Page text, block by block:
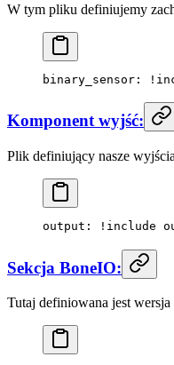
W tym pliku definiujemy
binary_sensor :
Komponent wyjść:
Plik definiujący nasze
output : !include
Sekcja BoneIO:
Tutaj definiowana jest